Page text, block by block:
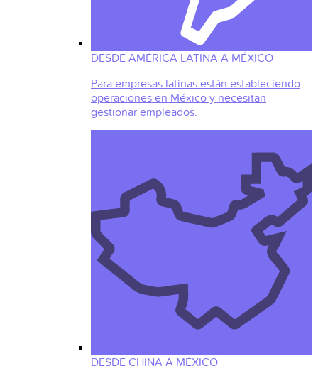
DESDE AMÉRICA LATINA A MÉXICO
Para empresas latinas están estableciendo
operaciones en México y necesitan
gestionar empleados.
DESDE CHINA A MÉXICO